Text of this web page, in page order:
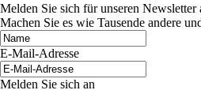
Melden Sie sich für unseren Newsletter
Machen Sie es wie Tausende andere
E-Mail-Adresse
Melden Sie sich an